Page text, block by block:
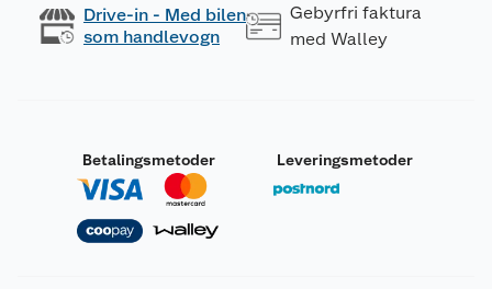
Drive-in - Med bilen
som handlevogn
Gebyrfri faktura
med Walley
Betalingsmetoder Leveringsmetoder